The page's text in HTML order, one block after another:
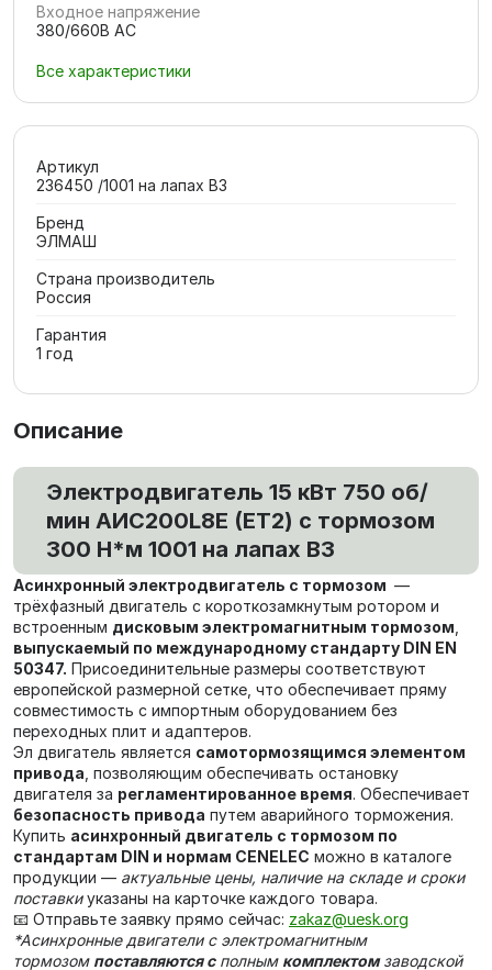
Входное напряжение
380/660В AC
Все характеристики
Артикул
236450 /1001 на лапах В3
Бренд
ЭЛМАШ
Страна производитель
Россия
Гарантия
1 год
Описание
Электродвигатель 15 кВт 750 об/
мин AИC200L8Е (ET2) с тормозом
300 Н*м 1001 на лапах В3
Асинхронный электродвигатель с тормозом —
трёхфазный двигатель с короткозамкнутым ротором и
встроенным дисковым электромагнитным тормозом
выпускаемый по международному стандарту DIN EN
50347. Присоединительные размеры соответствуют
европейской размерной сетке, что обеспечивает пряму
совместимость с импортным оборудованием без
переходных плит и адаптеров.
Эл двигатель является самотормозящимся элементом
привода , позволяющим обеспечивать остановку
двигателя за регламентированное время. Обеспечивает
безопасность привода путем аварийного торможения.
Купить асинхронный двигатель с тормозом по
стандартам DIN и нормам CENELEC можно в каталоге
продукции — актуальные цены, наличие на складе и сроки
поставкиуказаны на карточке каждого товара.
📧 Отправьте заявку прямо сейчас: zakaz@uesk.org
*Асинхронные двигатели c электромагнитным
тормозом поставляются сполным комплектомзаводской